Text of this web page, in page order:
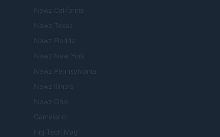
Newz California
Newz Texas
Newz Florida
Newz New York
Newz Pennsylvania
Newz Illinois
Newz Ohio
Gameland
Hig Tech Mag